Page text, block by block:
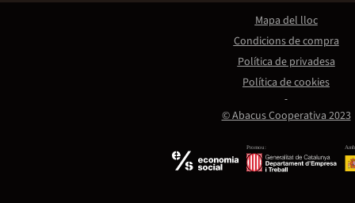
Promou:
© Abacus Cooperativa 2023
Mapa del lloc
Condicions de compra
Política de privadesa
Política de cookies